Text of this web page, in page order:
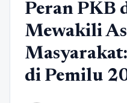
Peran PKB
Mewakili
di Pemilu